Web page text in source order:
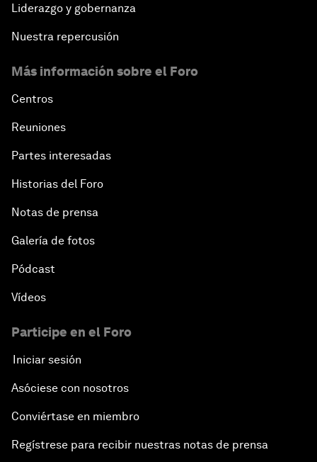
Liderazgo y gobernanza
Nuestra repercusión
Más información sobre el Foro
Centros
Reuniones
Partes interesadas
Historias del Foro
Notas de prensa
Galería de fotos
Pódcast
Vídeos
Participe en el Foro
Iniciar sesión
Asóciese con nosotros
Conviértase en miembro
Regístrese para recibir nuestras notas de prensa